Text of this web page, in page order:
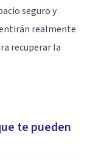
seguro y
realmente
recuperar la
cada menor,
Mi forma de
te pueden